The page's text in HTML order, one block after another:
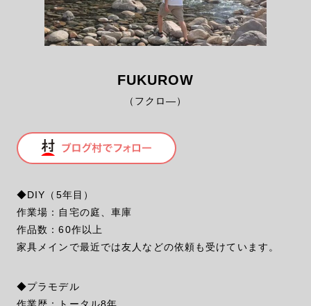
FUKUROW
（フクロ―）
◆DIY（5年目）
作業場：自宅の庭、車庫
作品数：60作以上
家具メインで最近では友人などの依頼も受けています。
◆プラモデル
作業歴：トータル8年